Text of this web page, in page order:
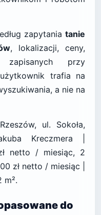
zapytania tanie
, lokalizacji, ceny,
przy
trafia na
a nie na
ul. Sokoła,
Kreczmera |
netto / miesiąc, 2
zł netto / miesiąc |
m².
do